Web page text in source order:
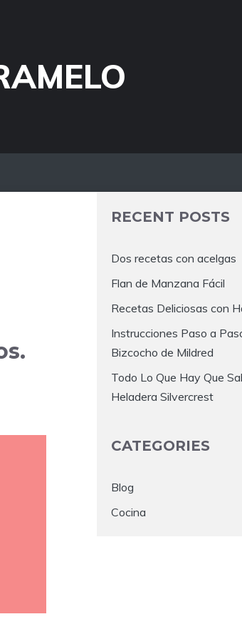
RECENT POSTS
Dos recetas con acelgas
Flan de Manzana Fácil
Recetas Deliciosas con
Instrucciones Paso a
Bizcocho de Mildred
Todo Lo Que Hay Que
Heladera Silvercrest
CATEGORIES
Blog
Cocina